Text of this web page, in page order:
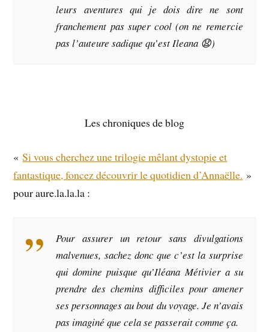
leurs aventures qui je dois dire ne sont
franchement pas super cool (on ne remercie
pas l’auteure sadique qu’est Ileana 😧)
Les chroniques de blog
«Si vous cherchez une trilogie mêlant dystopie et
fantastique, foncez découvrir le quotidien d’Annaëlle. »
pour aure.la.la.la :
Pour assurer un retour sans divulgations
malvenues, sachez donc que c’est la surprise
qui domine puisque qu’Iléana Métivier a su
prendre des chemins difficiles pour amener
ses personnages au bout du voyage. Je n’avais
pas imaginé que cela se passerait comme ça.